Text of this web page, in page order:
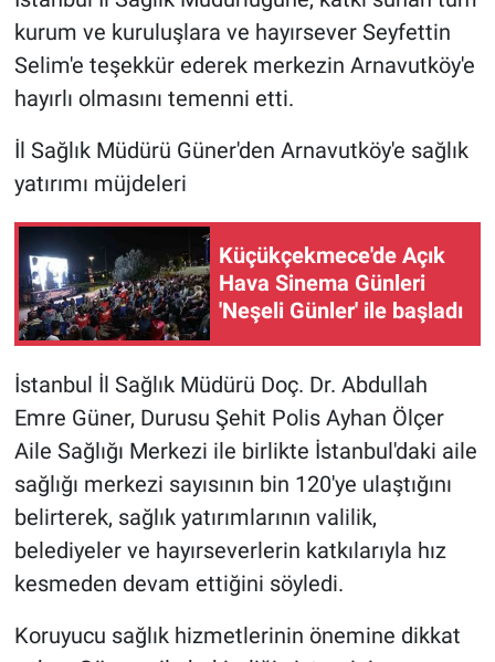
kurum ve kuruluşlara ve hayırsever Seyfettin
Selim'e teşekkür ederek merkezin Arnavutköy'e
hayırlı olmasını temenni etti.
İl Sağlık Müdürü Güner'den Arnavutköy'e sağlık
yatırımı müjdeleri
Küçükçekmece'de Açık
Hava Sinema Günleri
'Neşeli Günler' ile başladı
İstanbul İl Sağlık Müdürü Doç. Dr. Abdullah
Emre Güner, Durusu Şehit Polis Ayhan Ölçer
Aile Sağlığı Merkezi ile birlikte İstanbul'daki aile
sağlığı merkezi sayısının bin 120'ye ulaştığını
belirterek, sağlık yatırımlarının valilik,
belediyeler ve hayırseverlerin katkılarıyla hız
kesmeden devam ettiğini söyledi.
Koruyucu sağlık hizmetlerinin önemine dikkat